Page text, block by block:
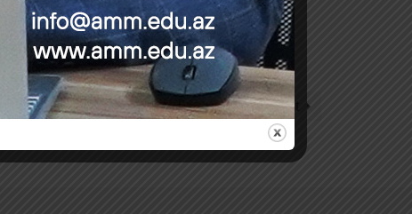
Next Post